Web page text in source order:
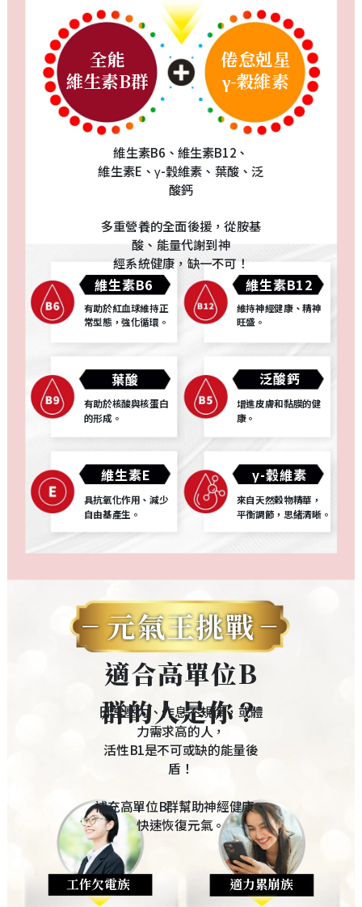
全能
維生素B群
倦怠剋星
γ-穀維素
維生素B6、維生素B12、
維生素E、γ-穀維素、葉酸、泛
酸鈣
多重營養的全面後援，從胺基
酸、能量代謝到神
經系統健康，缺一不可！
維生素B6
有助於紅血球維持正
常型態，強化循環。
維生素B12
維持神經健康、精神
旺盛。
葉酸
有助於核酸與核蛋白
的形成。
泛酸鈣
增進皮膚和黏膜的健
康。
維生素E
具抗氧化作用、減少
自由基產生。
γ-穀維素
來自天然穀物精華，
平衡調節，思緒清晰。
元氣王挑戰
適合高單位B
群的人是你？
日常壓力、作息不規律，或體
力需求高的人，
活性B1是不可或缺的能量後
盾！
補充高單位B群幫助神經健康、
快速恢復元氣。
工作欠電族 適力累崩族